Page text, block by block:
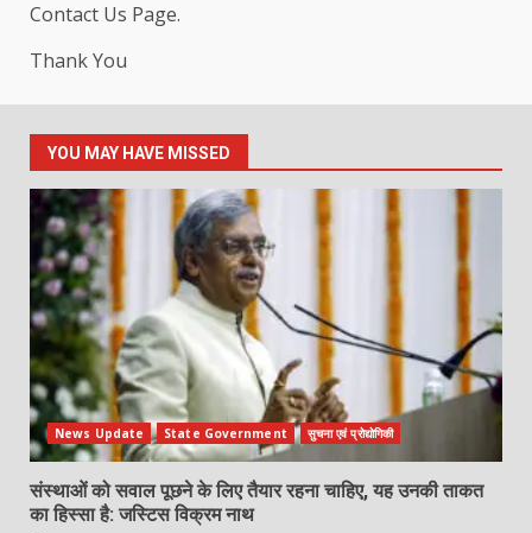
Contact Us Page.
Thank You
YOU MAY HAVE MISSED
News Update State Government सुचना एवं प्रोद्योगिकी
संस्थाओं को सवाल पूछने के लिए तैयार रहना चाहिए, यह उनकी ताकत
का हिस्सा है: जस्टिस विक्रम नाथ